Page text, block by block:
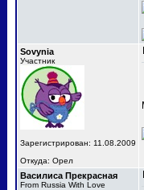
Sovynia
Участник
Зарегистрирован: 11.08.2009
Откуда: Орел
Василиса Прекрасная
From Russia With Love